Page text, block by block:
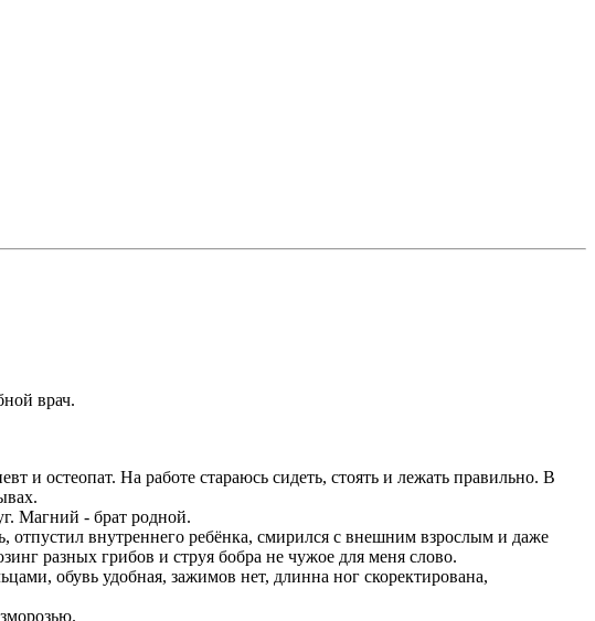
врач.
и остеопат. На работе стараюсь сидеть, стоять и лежать правильно. В
Магний - брат родной.
внутреннего ребёнка, смирился с внешним взрослым и даже
разных грибов и струя бобра не чужое для меня слово.
обувь удобная, зажимов нет, длинна ног скоректирована,